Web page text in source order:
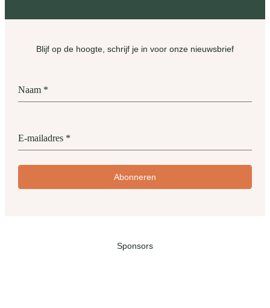
Blijf op de hoogte, schrijf je in voor onze nieuwsbrief
Naam *
E-mailadres *
Abonneren
Sponsors